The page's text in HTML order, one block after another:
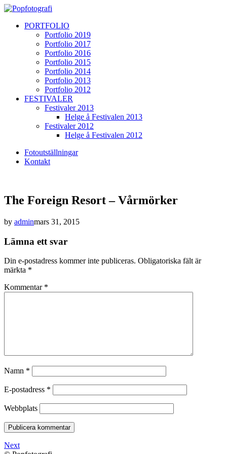
PORTFOLIO
Portfolio 2019
Portfolio 2017
Portfolio 2016
Portfolio 2015
Portfolio 2014
Portfolio 2013
Portfolio 2012
FESTIVALER
Festivaler 2013
Helge å Festivalen 2013
Festivaler 2012
Helge å Festivalen 2012
Fotoutställningar
Kontakt
The Foreign Resort – Vårmörker
by adminmars 31, 2015
Lämna ett svar
Din e-postadress kommer inte publiceras. Obligatoriska fält är
märkta *
Kommentar *
Namn *
E-postadress *
Webbplats
Next